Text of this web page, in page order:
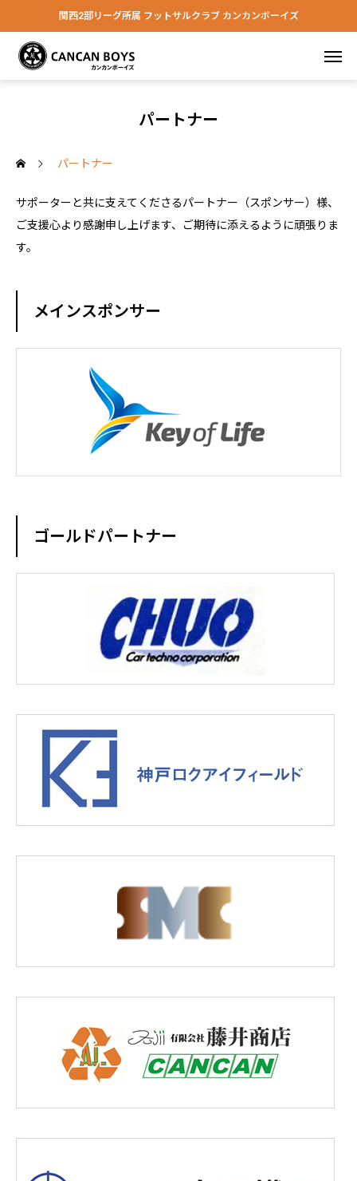
関西2部リーグ所属 フットサルクラブ カンカンボーイズ
パートナー
パートナー
サポーターと共に支えてくださるパートナー（スポンサー）様、
ご支援心より感謝申し上げます、ご期待に添えるように頑張りま
す。
メインスポンサー
ゴールドパートナー